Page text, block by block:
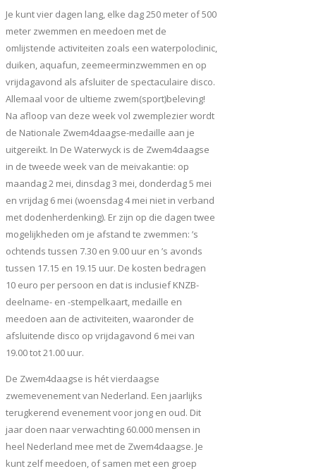
Je kunt vier dagen lang, elke dag 250 meter of 500
meter zwemmen en meedoen met de
omlijstende activiteiten zoals een waterpoloclinic,
duiken, aquafun, zeemeerminzwemmen en op
vrijdagavond als afsluiter de spectaculaire disco.
Allemaal voor de ultieme zwem(sport)beleving!
Na afloop van deze week vol zwemplezier wordt
de Nationale Zwem4daagse-medaille aan je
uitgereikt. In De Waterwyck is de Zwem4daagse
in de tweede week van de meivakantie: op
maandag 2 mei, dinsdag 3 mei, donderdag 5 mei
en vrijdag 6 mei (woensdag 4 mei niet in verband
met dodenherdenking). Er zijn op die dagen twee
mogelijkheden om je afstand te zwemmen: ’s
ochtends tussen 7.30 en 9.00 uur en ’s avonds
tussen 17.15 en 19.15 uur. De kosten bedragen
10 euro per persoon en dat is inclusief KNZB-
deelname- en -stempelkaart, medaille en
meedoen aan de activiteiten, waaronder de
afsluitende disco op vrijdagavond 6 mei van
19.00 tot 21.00 uur.
De Zwem4daagse is hét vierdaagse
zwemevenement van Nederland. Een jaarlijks
terugkerend evenement voor jong en oud. Dit
jaar doen naar verwachting 60.000 mensen in
heel Nederland mee met de Zwem4daagse. Je
kunt zelf meedoen, of samen met een groep